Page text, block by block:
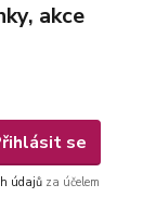
akce
se
údajů za účelem